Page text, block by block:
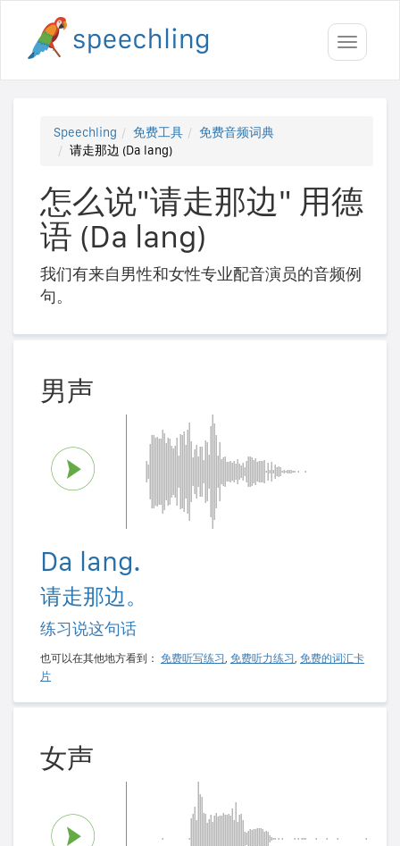
Toggle
Speechling 免费工具
免费音频词典
请走那边 (Da lang)
怎么说"请走那边" 用德
语 (Da lang)
我们有来自男性和女性专业配音演员的音频例
句。
男声
Da lang.
请走那边。
练习说这句话
也可以在其他地方看到： 免费听写练习, 免费听力练习, 免费的词汇卡
片
女声